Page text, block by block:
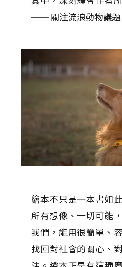
── 關注流浪動物議題
繪本不只是一本書如
所有想像、一切可能
我們，能用很簡單、
找回對社會的關心、